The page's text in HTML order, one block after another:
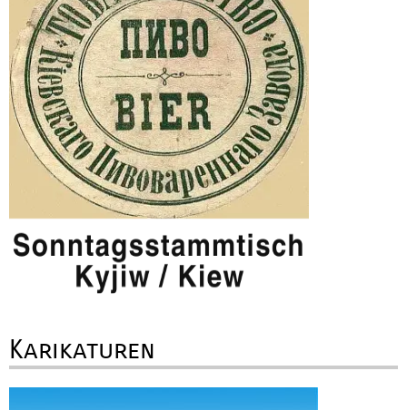
Karikaturen